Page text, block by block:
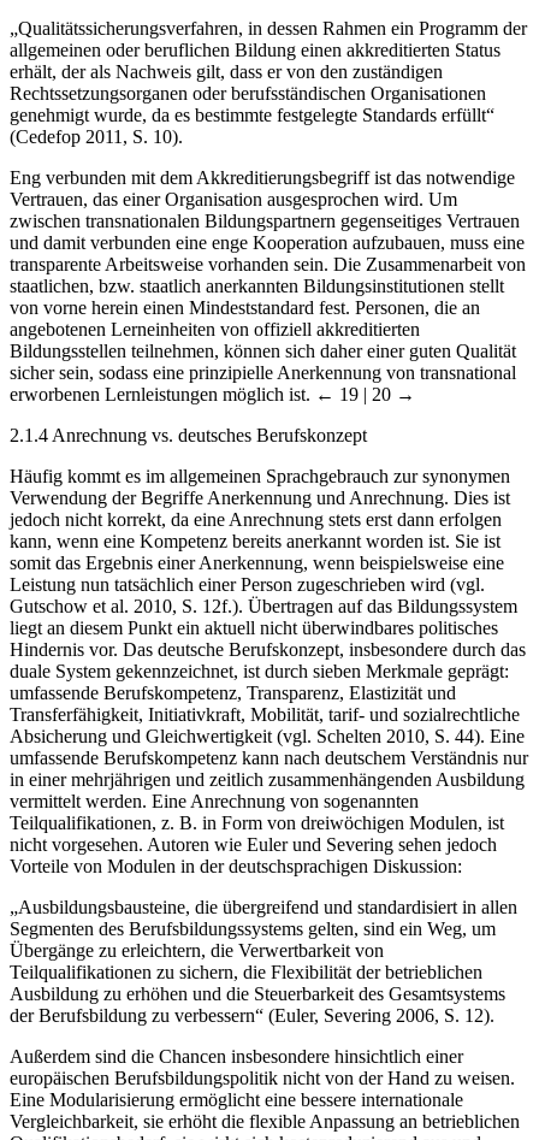
„Qualitätssicherungsverfahren, in dessen Rahmen ein Programm der
allgemeinen oder beruflichen Bildung einen akkreditierten Status
erhält, der als Nachweis gilt, dass er von den zuständigen
Rechtssetzungsorganen oder berufsständischen Organisationen
genehmigt wurde, da es bestimmte festgelegte Standards erfüllt“
(Cedefop 2011, S. 10).
Eng verbunden mit dem Akkreditierungsbegriff ist das notwendige
Vertrauen, das einer Organisation ausgesprochen wird. Um
zwischen transnationalen Bildungspartnern gegenseitiges Vertrauen
und damit verbunden eine enge Kooperation aufzubauen, muss eine
transparente Arbeitsweise vorhanden sein. Die Zusammenarbeit von
staatlichen, bzw. staatlich anerkannten Bildungsinstitutionen stellt
von vorne herein einen Mindeststandard fest. Personen, die an
angebotenen Lerneinheiten von offiziell akkreditierten
Bildungsstellen teilnehmen, können sich daher einer guten Qualität
sicher sein, sodass eine prinzipielle Anerkennung von transnational
erworbenen Lernleistungen möglich ist. ← 19 | 20 →
2.1.4 Anrechnung vs. deutsches Berufskonzept
Häufig kommt es im allgemeinen Sprachgebrauch zur synonymen
Verwendung der Begriffe Anerkennung und Anrechnung. Dies ist
jedoch nicht korrekt, da eine Anrechnung stets erst dann erfolgen
kann, wenn eine Kompetenz bereits anerkannt worden ist. Sie ist
somit das Ergebnis einer Anerkennung, wenn beispielsweise eine
Leistung nun tatsächlich einer Person zugeschrieben wird (vgl.
Gutschow et al. 2010, S. 12f.). Übertragen auf das Bildungssystem
liegt an diesem Punkt ein aktuell nicht überwindbares politisches
Hindernis vor. Das deutsche Berufskonzept, insbesondere durch das
duale System gekennzeichnet, ist durch sieben Merkmale geprägt:
umfassende Berufskompetenz, Transparenz, Elastizität und
Transferfähigkeit, Initiativkraft, Mobilität, tarif- und sozialrechtliche
Absicherung und Gleichwertigkeit (vgl. Schelten 2010, S. 44). Eine
umfassende Berufskompetenz kann nach deutschem Verständnis nur
in einer mehrjährigen und zeitlich zusammenhängenden Ausbildung
vermittelt werden. Eine Anrechnung von sogenannten
Teilqualifikationen, z. B. in Form von dreiwöchigen ­Modulen, ist
nicht vorgesehen. Autoren wie Euler und Severing sehen jedoch
Vorteile von Modulen in der deutschsprachigen Diskussion:
„Ausbildungsbausteine, die übergreifend und standardisiert in allen
Segmenten des ­Berufsbildungssystems gelten, sind ein Weg, um
Übergänge zu erleichtern, die Verwertbarkeit von
Teilqualifikationen zu sichern, die Flexibilität der betrieblichen
Ausbildung zu erhöhen und die Steuerbarkeit des Gesamtsystems
der Berufsbildung zu verbessern“ (Euler, Severing 2006, S. 12).
Außerdem sind die Chancen insbesondere hinsichtlich einer
europäischen Berufsbildungspolitik nicht von der Hand zu weisen.
Eine Modularisierung ermöglicht eine bessere internationale
Vergleichbarkeit, sie erhöht die flexible ­Anpassung an betrieblichen